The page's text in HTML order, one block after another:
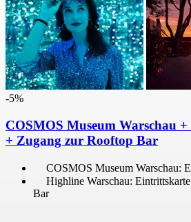
-5%
COSMOS Museum Warschau
+ Zugang zur Rooftop Bar
COSMOS Museum Warschau:
Highline Warschau:
Bar